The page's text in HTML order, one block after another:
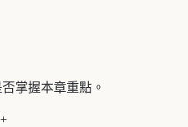
掌握本章重點。
+